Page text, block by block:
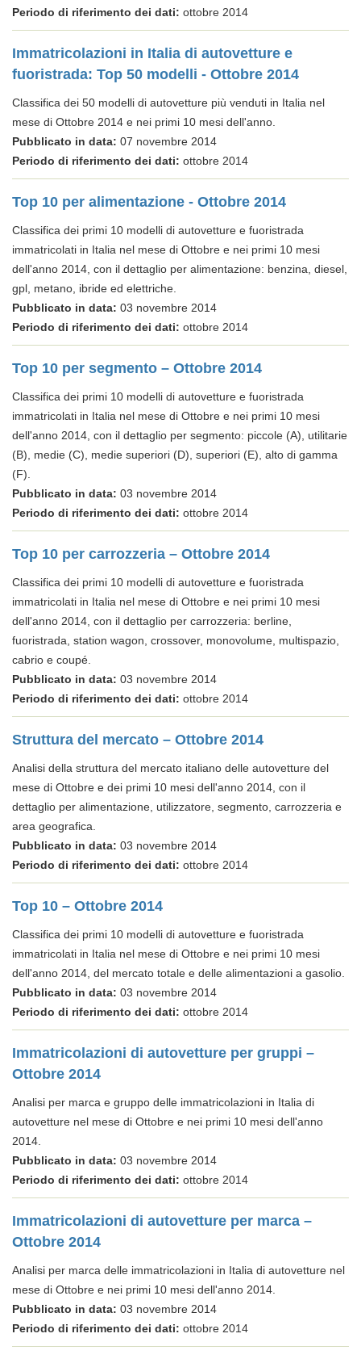
Periodo di riferimento dei dati: ottobre 2014
Immatricolazioni in Italia di autovetture e
fuoristrada: Top 50 modelli - Ottobre 2014
Classifica dei 50 modelli di autovetture più venduti in Italia nel
mese di Ottobre 2014 e nei primi 10 mesi dell'anno.
Pubblicato in data: 07 novembre 2014
Periodo di riferimento dei dati: ottobre 2014
Top 10 per alimentazione - Ottobre 2014
Classifica dei primi 10 modelli di autovetture e fuoristrada
immatricolati in Italia nel mese di Ottobre e nei primi 10 mesi
dell'anno 2014, con il dettaglio per alimentazione: benzina, diesel,
gpl, metano, ibride ed elettriche.
Pubblicato in data: 03 novembre 2014
Periodo di riferimento dei dati: ottobre 2014
Top 10 per segmento – Ottobre 2014
Classifica dei primi 10 modelli di autovetture e fuoristrada
immatricolati in Italia nel mese di Ottobre e nei primi 10 mesi
dell'anno 2014, con il dettaglio per segmento: piccole (A), utilitarie
(B), medie (C), medie superiori (D), superiori (E), alto di gamma
(F).
Pubblicato in data: 03 novembre 2014
Periodo di riferimento dei dati: ottobre 2014
Top 10 per carrozzeria – Ottobre 2014
Classifica dei primi 10 modelli di autovetture e fuoristrada
immatricolati in Italia nel mese di Ottobre e nei primi 10 mesi
dell'anno 2014, con il dettaglio per carrozzeria: berline,
fuoristrada, station wagon, crossover, monovolume, multispazio,
cabrio e coupé.
Pubblicato in data: 03 novembre 2014
Periodo di riferimento dei dati: ottobre 2014
Struttura del mercato – Ottobre 2014
Analisi della struttura del mercato italiano delle autovetture del
mese di Ottobre e dei primi 10 mesi dell'anno 2014, con il
dettaglio per alimentazione, utilizzatore, segmento, carrozzeria e
area geografica.
Pubblicato in data: 03 novembre 2014
Periodo di riferimento dei dati: ottobre 2014
Top 10 – Ottobre 2014
Classifica dei primi 10 modelli di autovetture e fuoristrada
immatricolati in Italia nel mese di Ottobre e nei primi 10 mesi
dell'anno 2014, del mercato totale e delle alimentazioni a gasolio.
Pubblicato in data: 03 novembre 2014
Periodo di riferimento dei dati: ottobre 2014
Immatricolazioni di autovetture per gruppi –
Ottobre 2014
Analisi per marca e gruppo delle immatricolazioni in Italia di
autovetture nel mese di Ottobre e nei primi 10 mesi dell'anno
2014.
Pubblicato in data: 03 novembre 2014
Periodo di riferimento dei dati: ottobre 2014
Immatricolazioni di autovetture per marca –
Ottobre 2014
Analisi per marca delle immatricolazioni in Italia di autovetture nel
mese di Ottobre e nei primi 10 mesi dell'anno 2014.
Pubblicato in data: 03 novembre 2014
Periodo di riferimento dei dati: ottobre 2014